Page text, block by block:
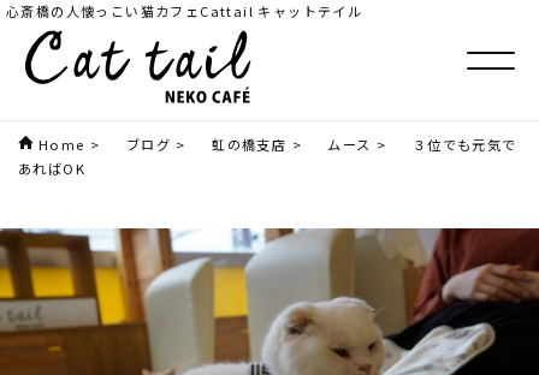
心斎橋の人懐っこい猫カフェCattail キャットテイル
Home > ブログ > 虹の橋支店 > ムース >
３位でも元気で
あればOK